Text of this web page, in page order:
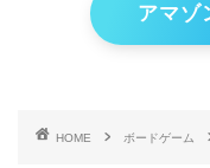
アマゾ
HOME ボードゲーム